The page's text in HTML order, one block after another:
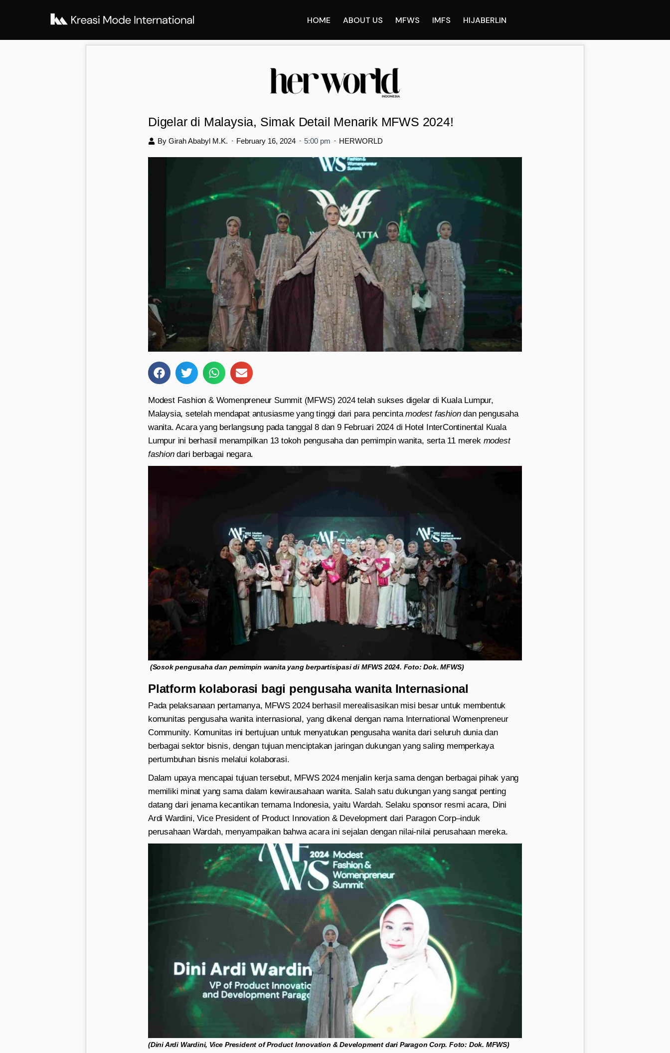
HOME ABOUT US MFWS IMFS HIJABERLIN
Digelar di Malaysia, Simak Detail Menarik MFWS 2024!
By Girah Ababyl M.K. February 16, 2024 5:00 pm HERWORLD
Modest Fashion & Womenpreneur Summit (MFWS) 2024 telah sukses digelar di Kuala Lumpur,
Malaysia, setelah mendapat antusiasme yang tinggi dari para pencintamodest fashion dan pengusaha
wanita. Acara yang berlangsung pada tanggal 8 dan 9 Februari 2024 di Hotel InterContinental Kuala
Lumpur ini berhasil menampilkan 13 tokoh pengusaha dan pemimpin wanita, serta 11 merek modest
fashion dari berbagai negara.
(Sosok pengusaha dan pemimpin wanita yang berpartisipasi di MFWS 2024. Foto: Dok. MFWS)
Platform kolaborasi bagi pengusaha wanita Internasional
Pada pelaksanaan pertamanya, MFWS 2024 berhasil merealisasikan misi besar untuk membentuk
komunitas pengusaha wanita internasional, yang dikenal dengan nama International Womenpreneur
Community. Komunitas ini bertujuan untuk menyatukan pengusaha wanita dari seluruh dunia dan
berbagai sektor bisnis, dengan tujuan menciptakan jaringan dukungan yang saling memperkaya
pertumbuhan bisnis melalui kolaborasi.
Dalam upaya mencapai tujuan tersebut, MFWS 2024 menjalin kerja sama dengan berbagai pihak yang
memiliki minat yang sama dalam kewirausahaan wanita. Salah satu dukungan yang sangat penting
datang dari jenama kecantikan ternama Indonesia, yaitu Wardah. Selaku sponsor resmi acara, Dini
Ardi Wardini, Vice President of Product Innovation & Development dari Paragon Corp–induk
perusahaan Wardah, menyampaikan bahwa acara ini sejalan dengan nilai-nilai perusahaan mereka.
(Dini Ardi Wardini, Vice President of Product Innovation & Development dari Paragon Corp. Foto: Dok. MFWS)